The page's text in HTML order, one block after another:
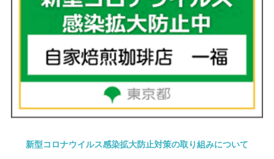
新型コロナウイルス感染拡大防止対策の取り組みについて